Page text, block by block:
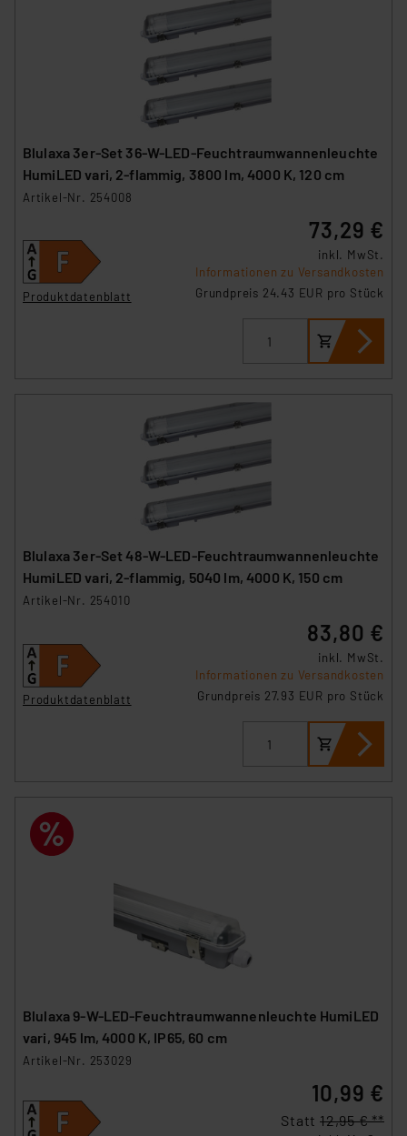
Blulaxa 3er-Set 36-W-LED-Feuchtraumwannenleuchte
HumiLED vari, 2-flammig, 3800 lm, 4000 K, 120 cm
Artikel-Nr. 254008
Produktdatenblatt
73,29 €
inkl. MwSt.
Informationen zu Versandkosten
Grundpreis 24.43 EUR pro Stück
Blulaxa 3er-Set 48-W-LED-Feuchtraumwannenleuchte
HumiLED vari, 2-flammig, 5040 lm, 4000 K, 150 cm
Artikel-Nr. 254010
Produktdatenblatt
83,80 €
inkl. MwSt.
Informationen zu Versandkosten
Grundpreis 27.93 EUR pro Stück
Blulaxa 9-W-LED-Feuchtraumwannenleuchte HumiLED
vari, 945 lm, 4000 K, IP65, 60 cm
Artikel-Nr. 253029
10,99 €
Statt 12,95 € **